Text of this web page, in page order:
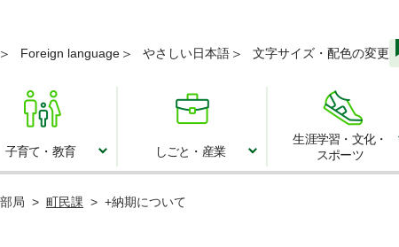
Foreign language やさしい日本語 文字サイズ・配色の変更
子育て・教育 しごと・産業
生涯学習・文化・
スポーツ
局 > 町民課 > +納期について